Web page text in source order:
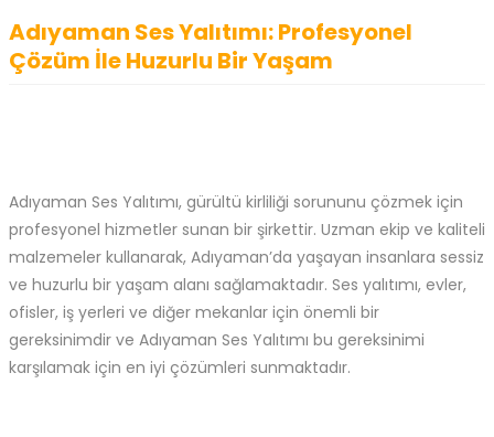
Adıyaman Ses Yalıtımı: Profesyonel
Çözüm İle Huzurlu Bir Yaşam
Adıyaman Ses Yalıtımı, gürültü kirliliği sorununu çözmek için
profesyonel hizmetler sunan bir şirkettir. Uzman ekip ve kaliteli
malzemeler kullanarak, Adıyaman’da yaşayan insanlara sessiz
ve huzurlu bir yaşam alanı sağlamaktadır. Ses yalıtımı, evler,
ofisler, iş yerleri ve diğer mekanlar için önemli bir
gereksinimdir ve Adıyaman Ses Yalıtımı bu gereksinimi
karşılamak için en iyi çözümleri sunmaktadır.